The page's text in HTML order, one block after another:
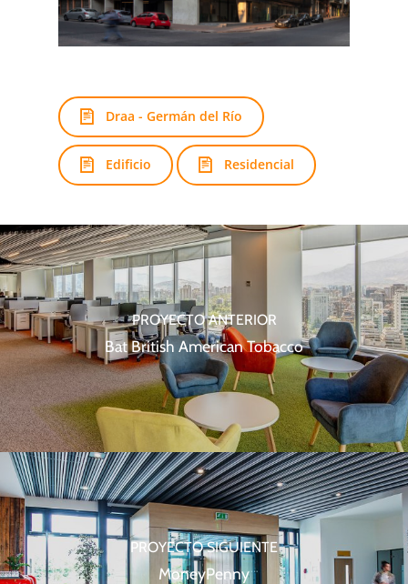
Draa - Germán del Río
Edificio Residencial
PROYECTO ANTERIOR
Bat British American Tobacco
PROYECTO SIGUIENTE
MoneyPenny